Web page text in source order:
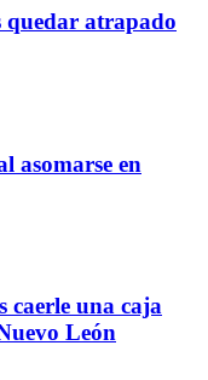
quedar atrapado
asomarse en
caerle una caja
León